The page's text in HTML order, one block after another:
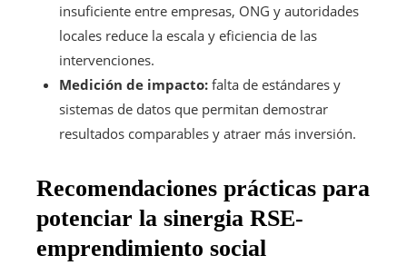
insuficiente entre empresas, ONG y autoridades
locales reduce la escala y eficiencia de las
intervenciones.
Medición de impacto: falta de estándares y
sistemas de datos que permitan demostrar
resultados comparables y atraer más inversión.
Recomendaciones prácticas para
potenciar la sinergia RSE-
emprendimiento social